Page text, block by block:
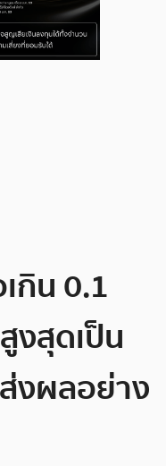
กิน 0.1
งสุดเป็น
งผลอย่าง